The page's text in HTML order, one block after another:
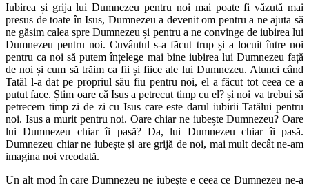
Iubirea și grija lui Dumnezeu pentru noi mai poate fi văzută mai
presus de toate în Isus, Dumnezeu a devenit om pentru a ne ajuta să
ne găsim calea spre Dumnezeu și pentru a ne convinge de iubirea lui
Dumnezeu pentru noi. Cuvântul s-a făcut trup și a locuit între noi
pentru ca noi să putem înțelege mai bine iubirea lui Dumnezeu față
de noi și cum să trăim ca fii și fiice ale lui Dumnezeu. Atunci când
Tatăl l-a dat pe propriul său fiu pentru noi, el a făcut tot ceea ce a
putut face. Știm oare că Isus a petrecut timp cu el? și noi va trebui să
petrecem timp zi de zi cu Isus care este darul iubirii Tatălui pentru
noi. Isus a murit pentru noi. Oare chiar ne iubește Dumnezeu? Oare
lui Dumnezeu chiar îi pasă? Da, lui Dumnezeu chiar îi pasă.
Dumnezeu chiar ne iubește și are grijă de noi, mai mult decât ne-am
imagina noi vreodată.
Un alt mod în care Dumnezeu ne iubește e ceea ce Dumnezeu ne-a